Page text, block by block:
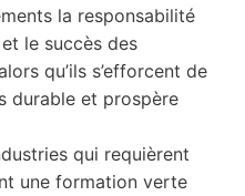
la responsabilité
le succès des
qu’ils s’efforcent de
durable et prospère
qui requièrent
une formation verte